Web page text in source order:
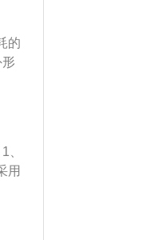
的
发
值
、
用